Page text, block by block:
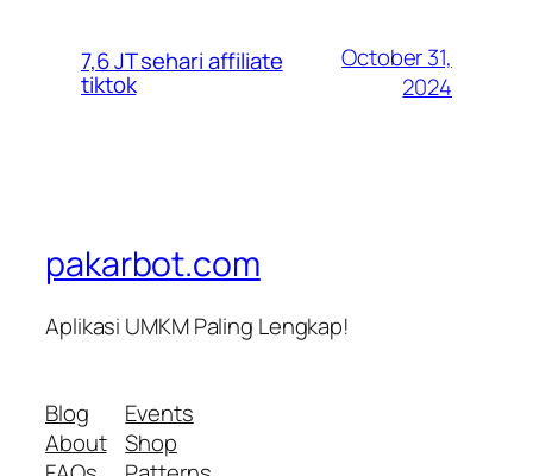
7,6 JT sehari affiliate
tiktok
October 31,
2024
pakarbot.com
Aplikasi UMKM Paling Lengkap!
Blog
About
Events
Shop